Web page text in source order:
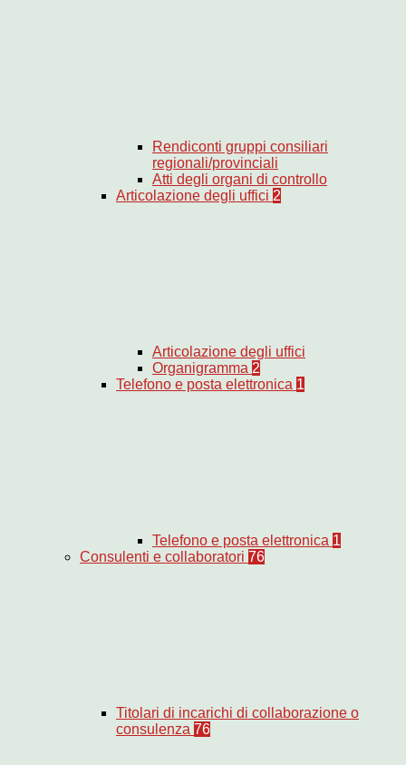
Rendiconti gruppi consiliari
regionali/provinciali
Atti degli organi di controllo
Articolazione degli uffici 2
Articolazione degli uffici
Organigramma 2
Telefono e posta elettronica 1
Telefono e posta elettronica 1
Consulenti e collaboratori 76
Titolari di incarichi di collaborazione o
consulenza 76